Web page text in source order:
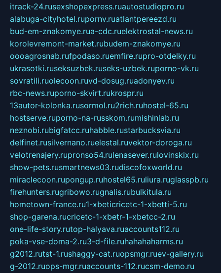
itrack-24.rusexshopexpress.ruautostudiopro.ru
alabuga-cityhotel.rupornv.ruatlantpereezd.ru
bud-em-znakomye.rua-cdc.ruelektrostal-news.ru
korolevremont-market.rubudem-znakomye.ru
oooagrosnab.rufpodaso.ruemfire.rupro-otdelky.ru
ukrasotki.ruseksuzbek.ruseks-uzbek.ruporno-vk.ru
sovratili.ruolecoon.ruvd-dosug.ruadonyev.ru
rbc-news.ruporno-skvirt.rukrospr.ru
13autor-kolonka.rusormol.ru2rich.ruhostel-65.ru
hostserve.ruporno-na-russkom.rumishinlab.ru
neznobi.rubigfatcc.ruhabble.rustarbucksvia.ru
delfinet.rusilvernano.ruelestal.ruvektor-doroga.ru
velotrenajery.rupronso54.rulenasever.rulovinskix.ru
show-pets.rusmartnews03.rudiscofoxworld.ru
miraclecoon.rupongup.ruhostel65.ruliura.ruglasspb.ru
firehunters.rugribowo.rugnalis.rubulkitula.ru
hometown-france.ru1-xbeticricetc-1-xbetti-5.ru
shop-garena.rucricetc-1-xbetr-1-xbetcc-2.ru
one-life-story.rutop-halyava.ruaccounts112.ru
poka-vse-doma-2.ru3-d-file.ruhahahaharms.ru
g2012.rutst-1.rushaggy-cat.ruopsmgr.ruev-gallery.ru
g-2012.ruops-mgr.ruaccounts-112.rucsm-demo.ru